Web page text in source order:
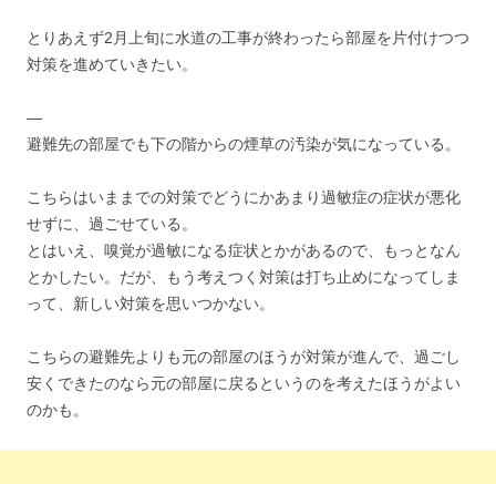
とりあえず2月上旬に水道の工事が終わったら部屋を片付けつつ
対策を進めていきたい。
—
避難先の部屋でも下の階からの煙草の汚染が気になっている。
こちらはいままでの対策でどうにかあまり過敏症の症状が悪化
せずに、過ごせている。
とはいえ、嗅覚が過敏になる症状とかがあるので、もっとなん
とかしたい。だが、もう考えつく対策は打ち止めになってしま
って、新しい対策を思いつかない。
こちらの避難先よりも元の部屋のほうが対策が進んで、過ごし
安くできたのなら元の部屋に戻るというのを考えたほうがよい
のかも。